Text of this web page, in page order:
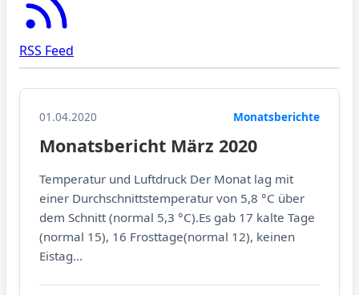
RSS Feed
01.04.2020 Monatsberichte
Monatsbericht März 2020
Temperatur und Luftdruck Der Monat lag mit
einer Durchschnittstemperatur von 5,8 °C über
dem Schnitt (normal 5,3 °C).Es gab 17 kalte Tage
(normal 15), 16 Frosttage(normal 12), keinen
Eistag...